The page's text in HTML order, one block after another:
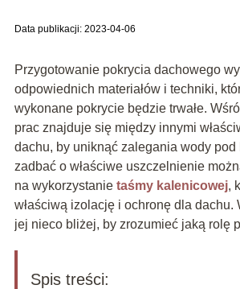
Data publikacji: 2023-04-06
Przygotowanie pokrycia dachowego
odpowiednich materiałów i techniki,
wykonane pokrycie będzie trwałe.
prac znajduje się między innymi
dachu, by uniknąć zalegania wody
zadbać o właściwe uszczelnienie
na wykorzystanie taśmy kalenicowej,
właściwą izolację i ochronę dla dachu.
jej nieco bliżej, by zrozumieć jaką rolę
Spis treści: